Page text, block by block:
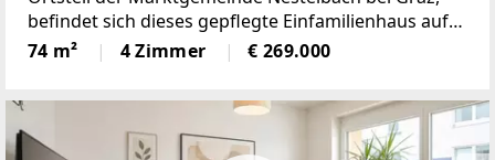
befindet sich dieses gepflegte Einfamilienhaus auf
einem im Widmungsgebiet Freiland gelegenen
Grundstück. Die Umgebung ist geprägt von Wiesen,
74 m² 4 Zimmer € 269.000